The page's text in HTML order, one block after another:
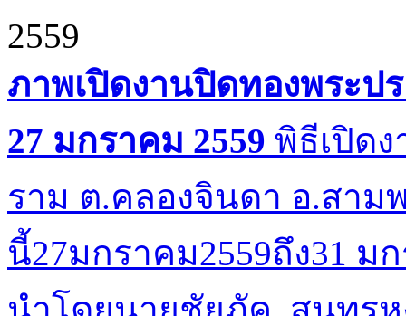
2559
ภาพเปิดงานปิดทองพระป
27 มกราคม 2559 พิธีเปิด
ราม ต.คลองจินดา อ.สาม
นี้27มกราคม2559ถึง31 ม